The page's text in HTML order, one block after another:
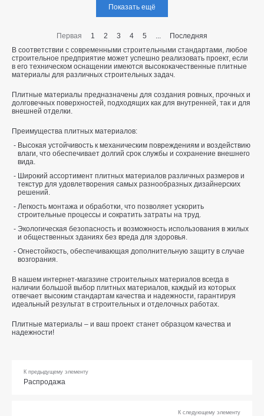
Показать ещё
Первая 1 2 3 4 5 ...
Последняя
В соответствии с современными строительными стандартами, любое
строительное предприятие может успешно реализовать проект, если
в его техническом оснащении имеются высококачественные плитные
материалы для различных строительных задач.
Плитные материалы предназначены для создания ровных, прочных и
долговечных поверхностей, подходящих как для внутренней, так и для
внешней отделки.
Преимущества плитных материалов:
Высокая устойчивость к механическим повреждениям и воздействию
влаги, что обеспечивает долгий срок службы и сохранение внешнего
вида.
Широкий ассортимент плитных материалов различных размеров и
текстур для удовлетворения самых разнообразных дизайнерских
решений.
Легкость монтажа и обработки, что позволяет ускорить
строительные процессы и сократить затраты на труд.
Экологическая безопасность и возможность использования в жилых
и общественных зданиях без вреда для здоровья.
Огнестойкость, обеспечивающая дополнительную защиту в случае
возгорания.
В нашем интернет-магазине строительных материалов всегда в
наличии большой выбор плитных материалов, каждый из которых
отвечает высоким стандартам качества и надежности, гарантируя
идеальный результат в строительных и отделочных работах.
Плитные материалы – и ваш проект станет образцом качества и
надежности!
К предыдущему элементу
Распродажа
К следующему элементу